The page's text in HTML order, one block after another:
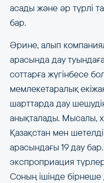
асады және әр түрлі
бар.
Әрине, алып
арасында дау
соттарға жүгінбесе
мемлекетаралық
шарттарда дау
анықталады. Мысалы,
Қазақстан мен
арасындағы 19 дау
экспроприация
Соның ішінде бірнеше